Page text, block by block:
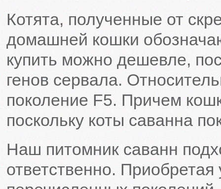
Котята, полученные от
домашней кошки
купить можно дешевле,
генов сервала.
поколение F5. Причем
поскольку коты саванна
Наш питомник саванн
ответственно. Приобретая